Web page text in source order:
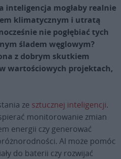
inteligencja mogłaby realnie
klimatycznym i utratą
nie pogłębiać tych
śladem węglowym?
z dobrym skutkiem
wartościowych projektach,
ze sztucznej inteligencji.
monitorowanie zmian
energii czy generować
AI może pomóc
do baterii czy rozwijać